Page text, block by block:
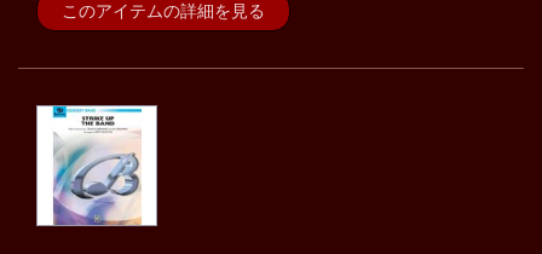
このアイテムの詳細を見る